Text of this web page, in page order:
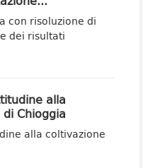
con risoluzione di
dei risultati
alla
Chioggia
alla coltivazione